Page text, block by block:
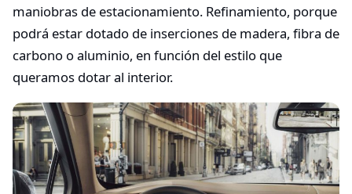
maniobras de estacionamiento. Refinamiento, porque
podrá estar dotado de inserciones de madera, fibra de
carbono o aluminio, en función del estilo que
queramos dotar al interior.